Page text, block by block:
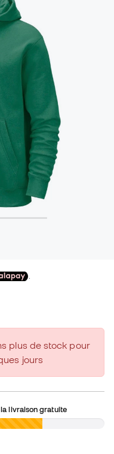
plus de stock pour
jours
livraison gratuite